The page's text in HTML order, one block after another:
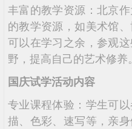
丰富的教学资源：北京
的教学资源，如美术馆
可以在学习之余，参观
野，提高自己的艺术修养。
国庆试学活动内容
专业课程体验：学生可
描、色彩、速写等，亲